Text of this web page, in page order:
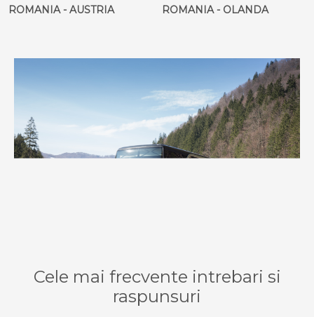
ROMANIA - AUSTRIA
ROMANIA - OLANDA
Cele mai frecvente intrebari si
raspunsuri